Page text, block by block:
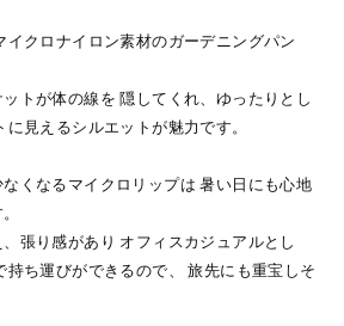
イクロナイロン素材のガーデニングパン
トが体の線を 隠してくれ、ゆったりとし
見えるシルエットが魅力です。
くなるマイクロリップは 暑い日にも心地
張り感があり オフィスカジュアルとし
持ち運びができるので、 旅先にも重宝しそ